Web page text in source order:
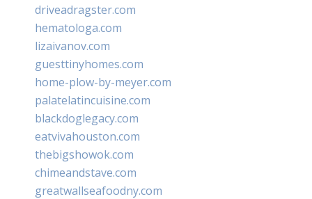
driveadragster.com
hematologa.com
lizaivanov.com
guesttinyhomes.com
home-plow-by-meyer.com
palatelatincuisine.com
blackdoglegacy.com
eatvivahouston.com
thebigshowok.com
chimeandstave.com
greatwallseafoodny.com